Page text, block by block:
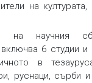
на
на научния
6 студии и
в
руснаци, сърби